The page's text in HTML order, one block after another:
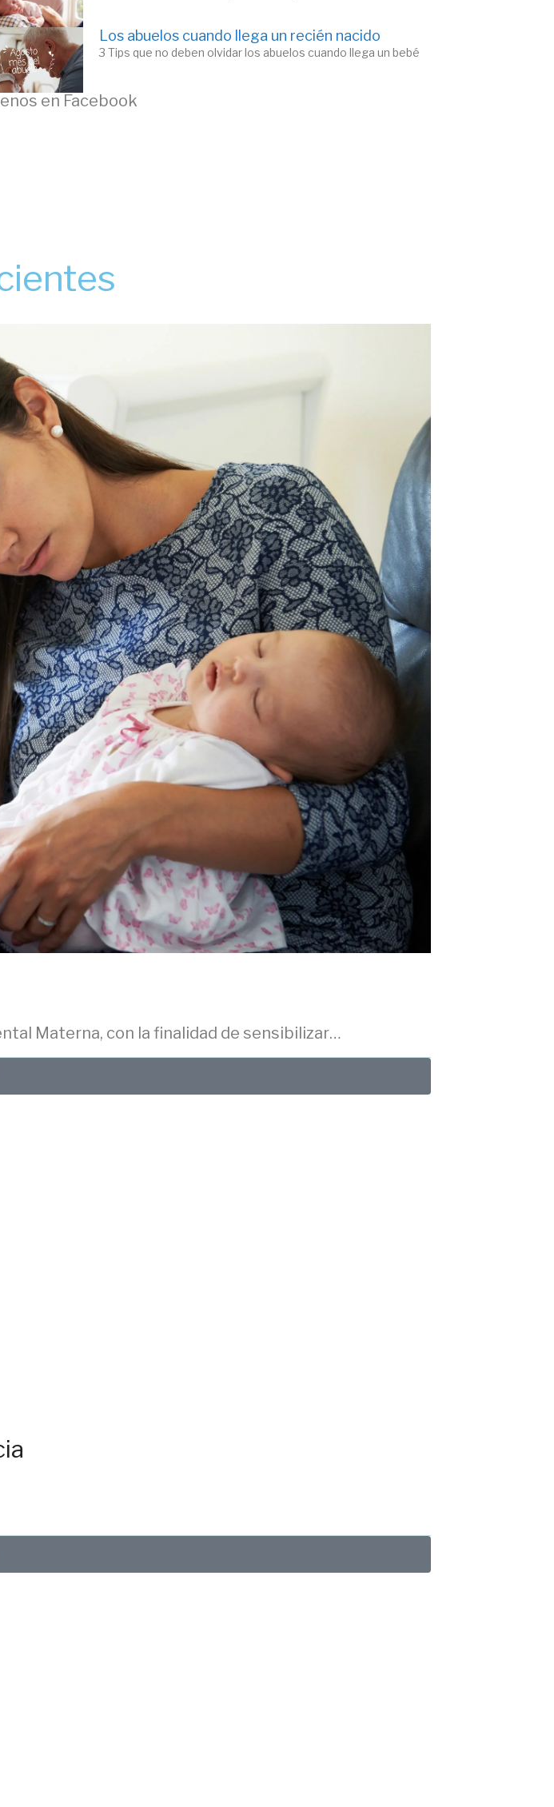
Los abuelos cuando llega un recién nacido
3 Tips que no deben olvidar los abuelos cuando llega un bebé
en Facebook
Materna, con la finalidad de sensibilizar…